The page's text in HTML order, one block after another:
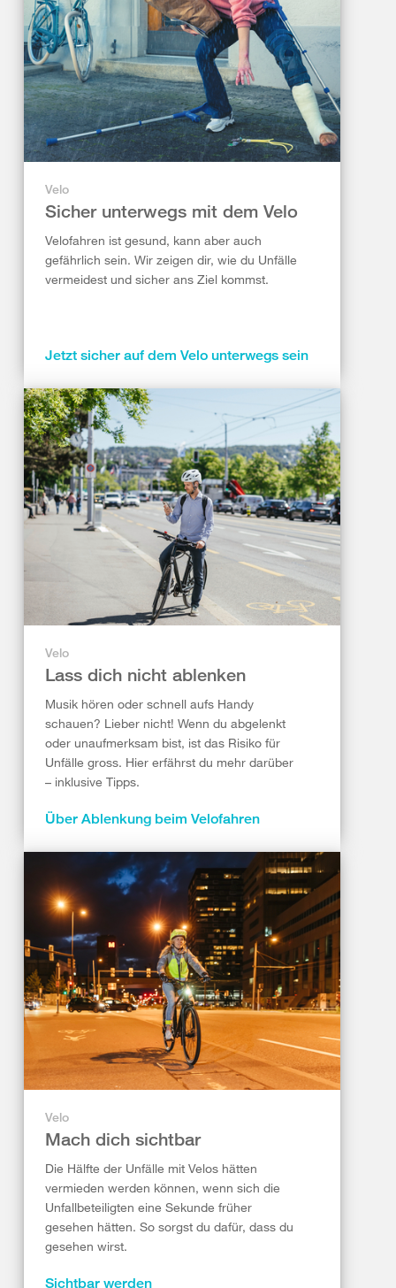
Velo
Sicher unterwegs mit dem Velo
Velofahren ist gesund, kann aber auch
gefährlich sein. Wir zeigen dir, wie du Unfälle
vermeidest und sicher ans Ziel kommst.
Jetzt sicher auf dem Velo unterwegs sein
Velo
Lass dich nicht ablenken
Musik hören oder schnell aufs Handy
schauen? Lieber nicht! Wenn du abgelenkt
oder unaufmerksam bist, ist das Risiko für
Unfälle gross. Hier erfährst du mehr darüber
– inklusive Tipps.
Über Ablenkung beim Velofahren
Velo
Mach dich sichtbar
Die Hälfte der Unfälle mit Velos hätten
vermieden werden können, wenn sich die
Unfallbeteiligten eine Sekunde früher
gesehen hätten. So sorgst du dafür, dass du
gesehen wirst.
Sichtbar werden